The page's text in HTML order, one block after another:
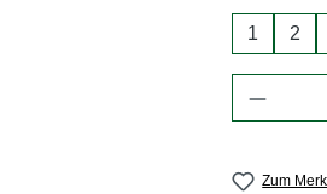
1 2
Zum